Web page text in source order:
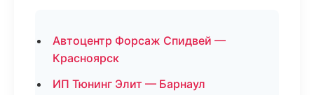
Автоцентр Форсаж Спидвей —
Красноярск
ИП Тюнинг Элит — Барнаул